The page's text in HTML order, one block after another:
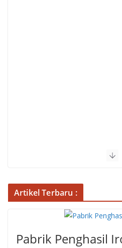
Artikel Terbaru :
Pabrik Penghasil